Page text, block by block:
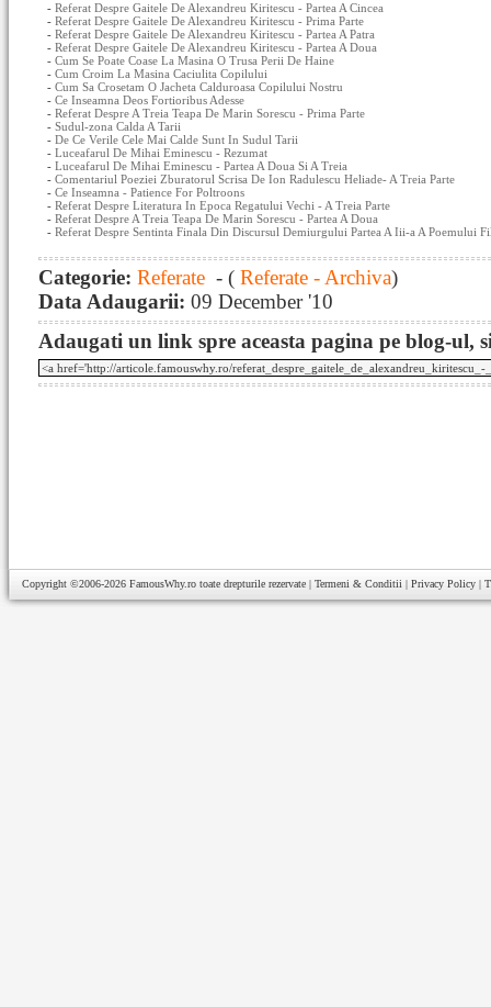
- Referat Despre Gaitele De Alexandreu Kiritescu - Partea A Cincea
- Referat Despre Gaitele De Alexandreu Kiritescu - Prima Parte
- Referat Despre Gaitele De Alexandreu Kiritescu - Partea A Patra
- Referat Despre Gaitele De Alexandreu Kiritescu - Partea A Doua
- Cum Se Poate Coase La Masina O Trusa Perii De Haine
- Cum Croim La Masina Caciulita Copilului
- Cum Sa Crosetam O Jacheta Calduroasa Copilului Nostru
- Ce Inseamna Deos Fortioribus Adesse
- Referat Despre A Treia Teapa De Marin Sorescu - Prima Parte
- Sudul-zona Calda A Tarii
- De Ce Verile Cele Mai Calde Sunt In Sudul Tarii
- Luceafarul De Mihai Eminescu - Rezumat
- Luceafarul De Mihai Eminescu - Partea A Doua Si A Treia
- Comentariul Poeziei Zburatorul Scrisa De Ion Radulescu Heliade- A Treia Parte
- Ce Inseamna - Patience For Poltroons
- Referat Despre Literatura In Epoca Regatului Vechi - A Treia Parte
- Referat Despre A Treia Teapa De Marin Sorescu - Partea A Doua
- Referat Despre Sentinta Finala Din Discursul Demiurgului Partea A Iii-a A Poemului
Categorie: Referate - ( Referate - Archiva)
Data Adaugarii: 09 December '10
Adaugati un link spre aceasta pagina pe blog-ul,
Copyright ©2006-2026 FamousWhy.ro toate drepturile rezervate | Termeni & Conditii | Privacy Policy |